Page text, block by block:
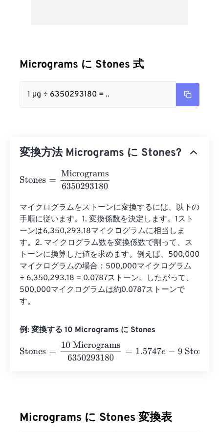
Micrograms に Stones 式
1 μg ÷ 6350293180 = ..
変換方法 Micrograms に Stones?
Stones Micrograms6350293180
マイクログラムをストーンに変換するには、以下の
手順に従います。1. 変換係数を決定します。1スト
ーンは6,350,293.18マイクログラムに相当しま
す。2. マイクログラム数を変換係数で割って、ス
トーンに換算した値を求めます。例えば、500,000
マイクログラムの場合：500,000マイクログラム
÷ 6,350,293.18 = 0.0787ストーン。したがって、
500,000マイクログラムは約0.0787ストーンで
す。
例: 変換する 10 Micrograms に Stones
Stones
10 Micrograms6350293180= 1.5747 -9 Stones
Micrograms に Stones 変換表